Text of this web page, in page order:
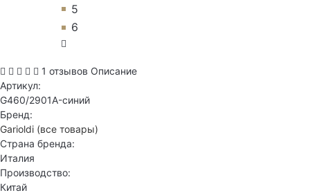
5
6
1 отзывов Описание
Артикул:
G460/2901A-синий
Бренд:
Garioldi (все товары)
Страна бренда:
Италия
Производство:
Китай